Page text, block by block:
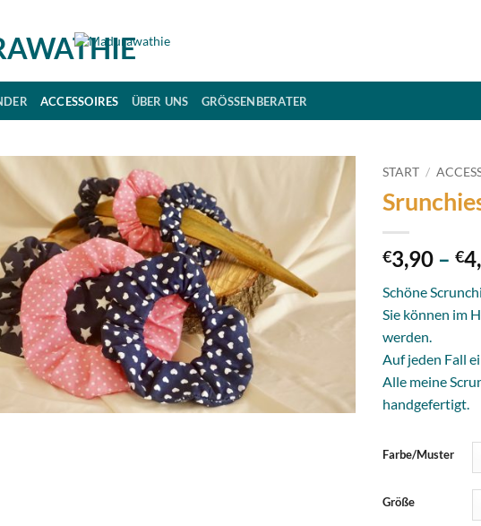
ACCESSOIRES ÜBER UNS GRÖSSENBERATER
Add to
wishlist
START /
€3,90 – €
Schöne
Sie können im
werden.
Auf jeden Fall
Alle meine
handgefertigt.
Farbe/Muster
Größe